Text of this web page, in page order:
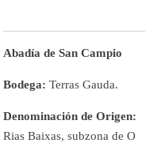
Abadía de San Campio
Bodega: Terras Gauda.
Denominación de Origen:
Ri­as Baixas, subzona de O